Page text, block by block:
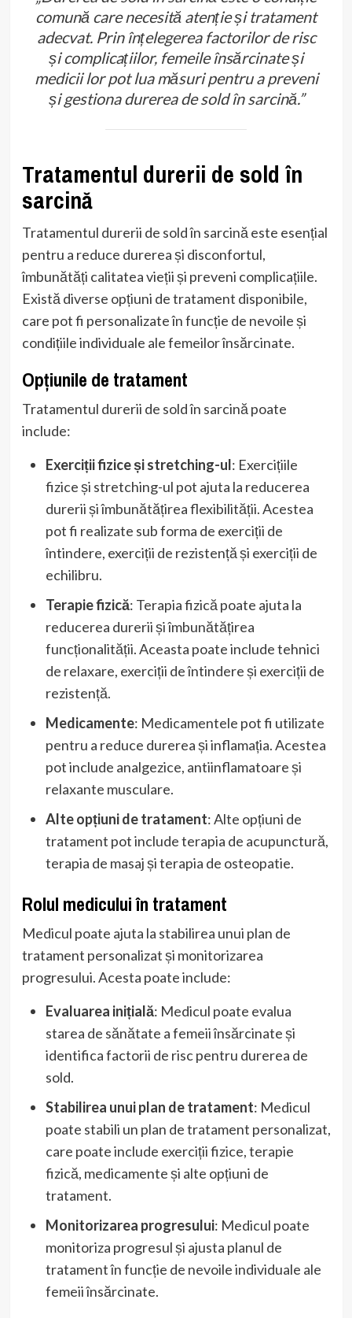
comună care necesită atenție și tratament
adecvat. Prin înțelegerea factorilor de risc
și complicațiilor, femeile însărcinate și
medicii lor pot lua măsuri pentru a preveni
și gestiona durerea de sold în sarcină.”
Tratamentul durerii de sold în
sarcină
Tratamentul durerii de sold în sarcină este esențial
pentru a reduce durerea și disconfortul,
îmbunătăți calitatea vieții și preveni complicațiile.
Există diverse opțiuni de tratament disponibile,
care pot fi personalizate în funcție de nevoile și
condițiile individuale ale femeilor însărcinate.
Opțiunile de tratament
Tratamentul durerii de sold în sarcină poate
include:
Exerciții fizice și stretching-ul: Exercițiile
fizice și stretching-ul pot ajuta la reducerea
durerii și îmbunătățirea flexibilității. Acestea
pot fi realizate sub forma de exerciții de
întindere, exerciții de rezistență și exerciții de
echilibru.
Terapie fizică: Terapia fizică poate ajuta la
reducerea durerii și îmbunătățirea
funcționalității. Aceasta poate include tehnici
de relaxare, exerciții de întindere și exerciții de
rezistență.
Medicamente: Medicamentele pot fi utilizate
pentru a reduce durerea și inflamația. Acestea
pot include analgezice, antiinflamatoare și
relaxante musculare.
Alte opțiuni de tratament: Alte opțiuni de
tratament pot include terapia de acupunctură,
terapia de masaj și terapia de osteopatie.
Rolul medicului în tratament
Medicul poate ajuta la stabilirea unui plan de
tratament personalizat și monitorizarea
progresului. Acesta poate include:
Evaluarea inițială: Medicul poate evalua
starea de sănătate a femeii însărcinate și
identifica factorii de risc pentru durerea de
sold.
Stabilirea unui plan de tratament: Medicul
poate stabili un plan de tratament personalizat,
care poate include exerciții fizice, terapie
fizică, medicamente și alte opțiuni de
tratament.
Monitorizarea progresului: Medicul poate
monitoriza progresul și ajusta planul de
tratament în funcție de nevoile individuale ale
femeii însărcinate.